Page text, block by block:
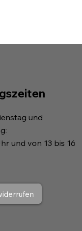
und
und von 13 bis 16